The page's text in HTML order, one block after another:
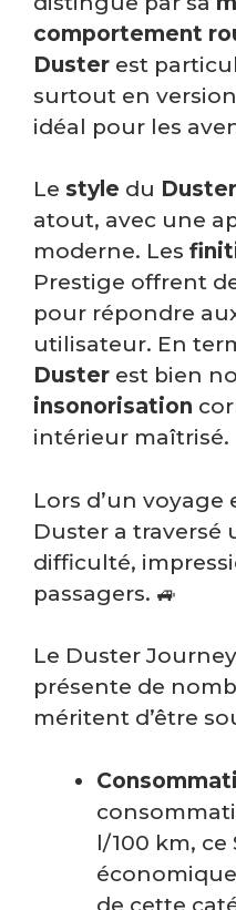
comportement
Duster est
surtout en version
idéal pour les
Le style du Duster
atout, avec une
moderne. Les
Prestige offrent
pour répondre
utilisateur. En
Duster est bien
insonorisation
intérieur maîtrisé.
Lors d’un
Duster a traversé
difficulté,
passagers. 🚙
Le Duster Journey
présente de
méritent d’être
l/100 km, ce
de cette